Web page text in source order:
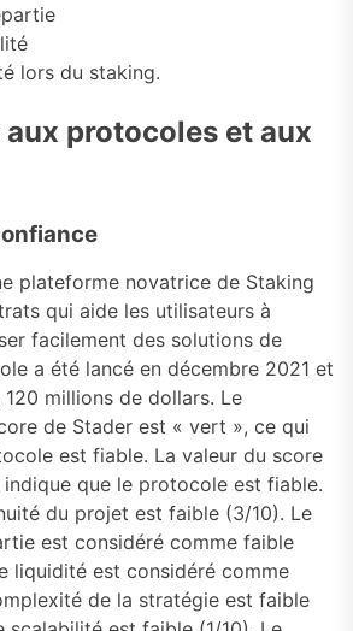
lors du staking.
aux protocoles et aux
plateforme novatrice de Staking
qui aide les utilisateurs à
facilement des solutions de
a été lancé en décembre 2021 et
120 millions de dollars. Le
de Stader est « vert », ce qui
est fiable. La valeur du score
que le protocole est fiable.
du projet est faible (3/10). Le
est considéré comme faible
liquidité est considéré comme
de la stratégie est faible